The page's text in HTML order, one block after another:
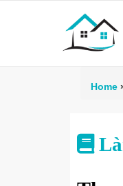
Home